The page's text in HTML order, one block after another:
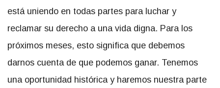
está uniendo en todas partes para luchar y
reclamar su derecho a una vida digna. Para los
próximos meses, esto significa que debemos
darnos cuenta de que podemos ganar. Tenemos
una oportunidad histórica y haremos nuestra parte